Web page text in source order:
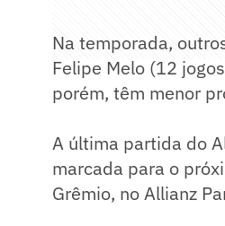
Na temporada,
Felipe Melo (12
porém, têm menor
A última partida do
marcada para o
Grêmio, no Allianz